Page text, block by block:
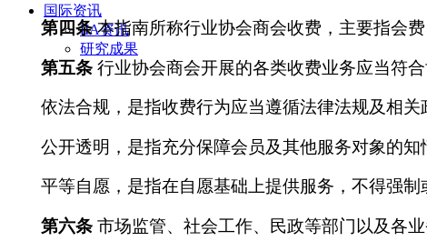
国际资讯
IIA资讯
研究成果
第四条本指南所称行业协会商会收费，主要指会
第五条 行业协会商会开展的各类收费业务应当符
依法合规，是指收费行为应当遵循法律法规及相关
公开透明，是指充分保障会员及其他服务对象的知
平等自愿，是指在自愿基础上提供服务，不得强制
第六条 市场监管、社会工作、民政等部门以及各